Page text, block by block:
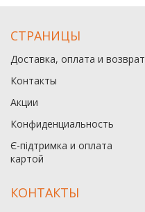
СТРАНИЦЫ
Доставка, оплата и возврат
Контакты
Акции
Конфиденциальность
Є-підтримка и оплата
картой
КОНТАКТЫ